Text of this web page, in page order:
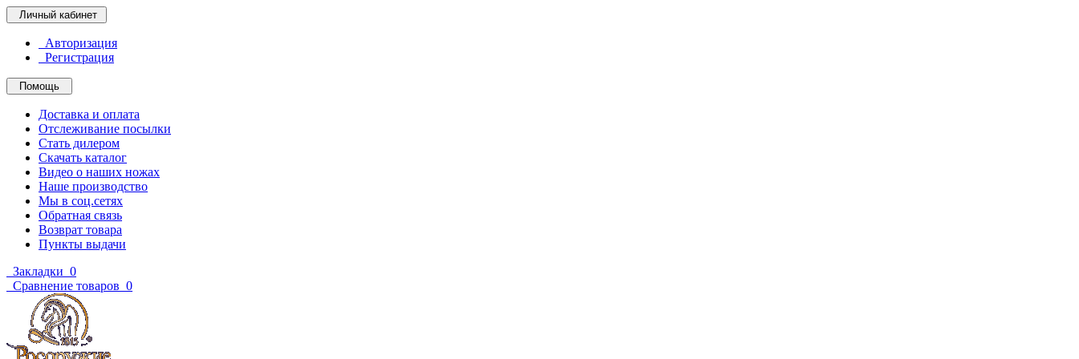
Личный кабинет
Авторизация
Регистрация
Помощь
Доставка и оплата
Отслеживание посылки
Стать дилером
Скачать каталог
Видео о наших ножах
Наше производство
Мы в соц.сетях
Обратная связь
Возврат товара
Пункты выдачи
Закладки 0
Сравнение товаров 0